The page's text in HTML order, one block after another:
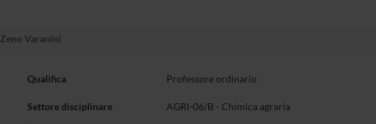
Zeno Varanini
Qualifica Professore ordinario
Settore disciplinare AGRI-06/B - Chimica agraria